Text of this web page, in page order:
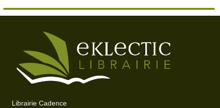
Librairie Cadence